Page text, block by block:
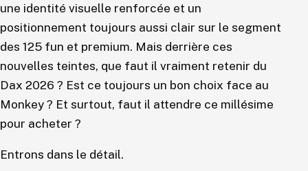
une identité visuelle renforcée et un
positionnement toujours aussi clair sur le segment
des 125 fun et premium. Mais derrière ces
nouvelles teintes, que faut il vraiment retenir du
Dax 2026 ? Est ce toujours un bon choix face au
Monkey ? Et surtout, faut il attendre ce millésime
pour acheter ?
Entrons dans le détail.